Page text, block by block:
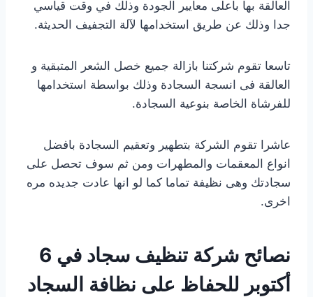
العالقة بها بأعلى معايير الجودة وذلك في وقت قياسي
جدا وذلك عن طريق استخدامها لآلة التجفيف الحديثة.
تاسعا تقوم شركتنا بازالة جميع خصل الشعر المتبقية و
العالقة فى انسجة السجادة وذلك بواسطة استخدامها
للفرشاة الخاصة بنوعية السجادة.
عاشرا تقوم الشركة بتطهير وتعقيم السجادة بافضل
انواع المعقمات والمطهرات ومن ثم سوف تحصل على
سجادتك وهى نظيفة تماما كما لو انها عادت جديده مره
اخرى.
نصائح شركة تنظيف سجاد في 6
أكتوبر للحفاظ على نظافة السجاد